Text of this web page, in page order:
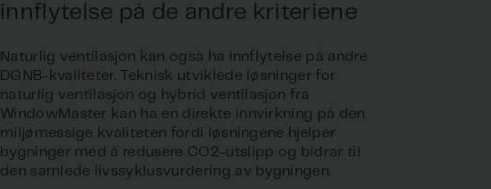
innflytelse på de andre kriteriene
Naturlig ventilasjon kan også ha innflytelse på andre
DGNB-kvaliteter. Teknisk utviklede løsninger for
naturlig ventilasjon og hybrid ventilasjon fra
WindowMaster kan ha en direkte innvirkning på den
miljømessige kvaliteten fordi løsningene hjelper
bygninger med å redusere CO2-utslipp og bidrar til
den samlede livssyklusvurdering av bygningen.